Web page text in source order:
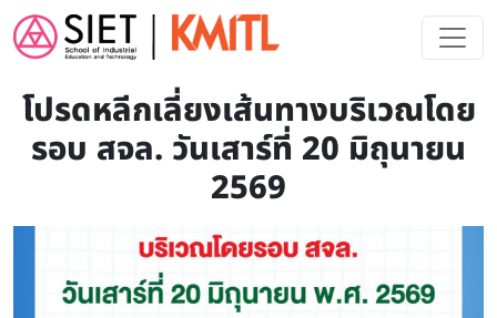
Skip to main content
โปรดหลีกเลี่ยงเส้นทางบริเวณโดย
รอบ สจล. วันเสาร์ที่ 20 มิถุนายน
2569